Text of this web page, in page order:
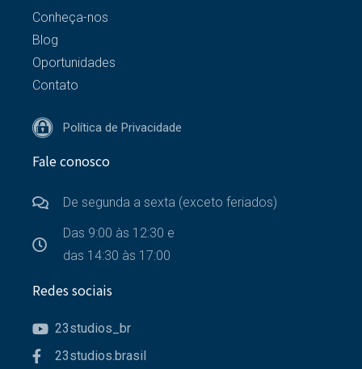
Conheça-nos
Blog
Oportunidades
Contato
Política de Privacidade
Fale conosco
De segunda a sexta (exceto feriados)
Das 9:00 às 12:30 e
das 14:30 às 17:00
Redes sociais
23studios_br
23studios.brasil